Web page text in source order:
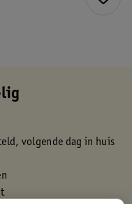
volgende dag in huis